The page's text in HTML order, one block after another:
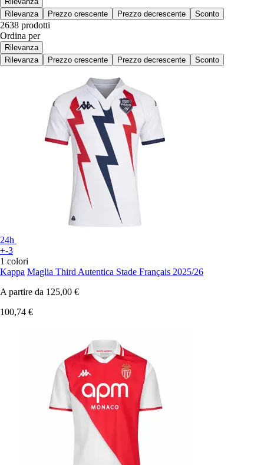
Rilevanza
Prezzo crescente Prezzo decrescente Sconto
2638 prodotti
Ordina per
Rilevanza
Rilevanza
Prezzo crescente Prezzo decrescente Sconto
24h
+-3
1 colori
Kappa Maglia Third Autentica Stade Français 2025/26
A partire da 125,00 €
100,74 €